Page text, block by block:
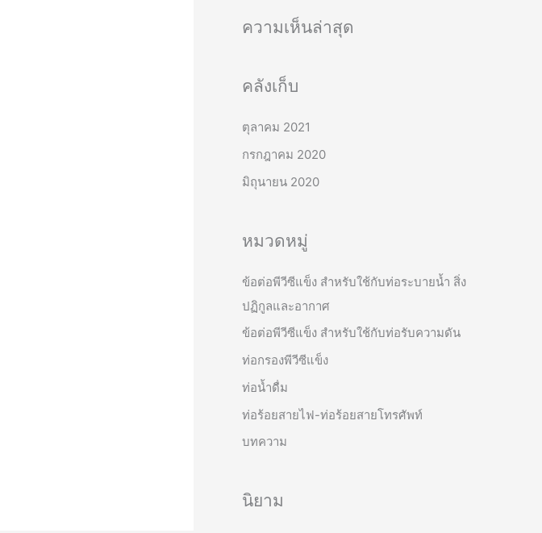
ความเห็นล่าสุด
คลังเก็บ
ตุลาคม 2021
กรกฎาคม 2020
มิถุนายน 2020
หมวดหมู่
ข้อต่อพีวีซีแข็ง สำหรับใช้กับท่อระบายน้ำ สิ่ง
ปฏิกูลและอากาศ
ข้อต่อพีวีซีแข็ง สำหรับใช้กับท่อรับความดัน
ท่อกรองพีวีซีแข็ง
ท่อน้ำดื่ม
ท่อร้อยสายไฟ-ท่อร้อยสายโทรศัพท์
บทความ
นิยาม